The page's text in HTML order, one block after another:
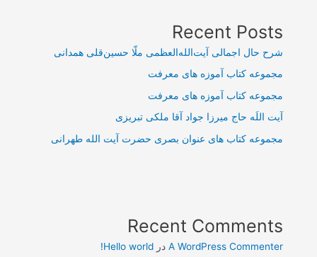
Recent Posts
شرح حال اجمالی آیت‌الله‌العظمی ملّا حسین‌قلی همدانی
مجموعه کتاب آموزه های معرفت
مجموعه کتاب آموزه های معرفت
آیت اللَه حاج میرزا جواد آقا ملکی تبریزی
مجموعه کتاب های عنوان بصری حضرت آیت الله طهرانی
Recent Comments
A WordPress Commenter درHello world!